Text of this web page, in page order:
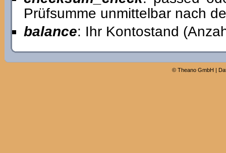
Prüfsumme unmittelbar nach
balance: Ihr Kontostand
© Theano GmbH |